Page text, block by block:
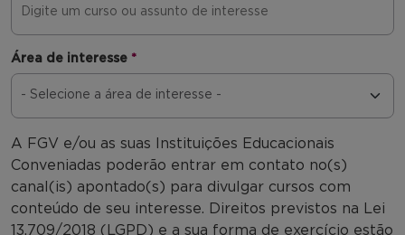
Área de interesse *
A FGV e/ou as suas Instituições Educacionais
Conveniadas poderão entrar em contato no(s)
canal(is) apontado(s) para divulgar cursos com
conteúdo de seu interesse. Direitos previstos na Lei
13.709/2018 (LGPD) e a sua forma de exercício estão